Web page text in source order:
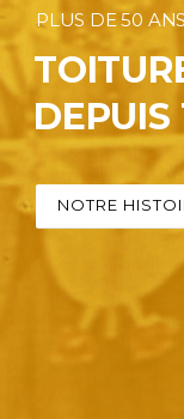
PLUS DE 50
DEPUIS
NOTRE